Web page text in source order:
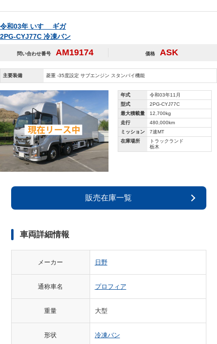
令和03年 いすゞ ギガ
2PG-CYJ77C 冷凍バン
問い合わせ番号 AM19174 価格 ASK
主要装備 菱重 ‐35度設定 サブエンジン スタンバイ機能
年式
令和03年11月
型式
2PG-CYJ77C
最大積載量
12,700kg
走行
480,000km
ミッション
7速MT
在庫場所
トラックランド
栃木
販売在庫一覧
車両詳細情報
メーカー 日野
通称車名 プロフィア
重量 大型
形状 冷凍バン